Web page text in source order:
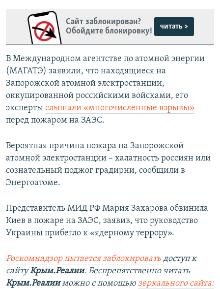
Сайт заблокирован?
Обойдите блокировку!
читать >
В Международном агентстве по атомной энергии
(МАГАТЭ) заявили, что находящиеся на
Запорожской атомной электростанции,
оккупированной российскими войсками, его
эксперты слышали «многочисленные взрывы»
перед пожаром на ЗАЭС.
Вероятная причина пожара на Запорожской
атомной электростанции – халатность россиян или
сознательный поджог градирни, сообщили в
Энергоатоме.
Представитель МИД РФ Мария Захарова обвинила
Киев в пожаре на ЗАЭС, заявив, что руководство
Украины прибегло к «ядерному террору».
Роскомнадзор пытается заблокировать доступ к
сайтуКрым.Реалии. Беспрепятственно читать
Крым.Реалииможно с помощью зеркального сайта: